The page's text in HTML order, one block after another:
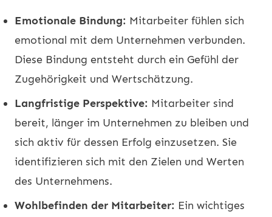
Emotionale Bindung: Mitarbeiter fühlen sich
emotional mit dem Unternehmen verbunden.
Diese Bindung entsteht durch ein Gefühl der
Zugehörigkeit und Wertschätzung.
Langfristige Perspektive: Mitarbeiter sind
bereit, länger im Unternehmen zu bleiben und
sich aktiv für dessen Erfolg einzusetzen. Sie
identifizieren sich mit den Zielen und Werten
des Unternehmens.
Wohlbefinden der Mitarbeiter: Ein wichtiges